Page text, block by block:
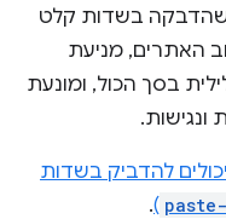
שהדבקה בשדות קלט
האתרים, מניעת
בסך הכול, ומונעת
ונגישות.
להדביק בשדות
)
.